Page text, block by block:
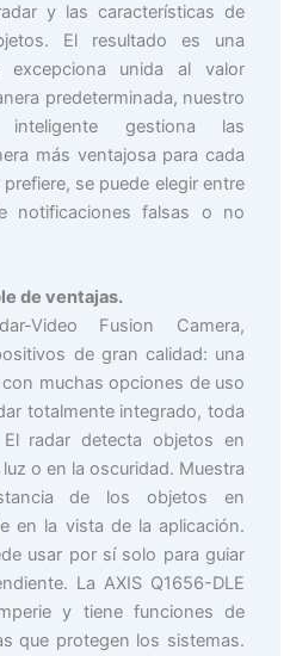
y las características de
El resultado es una
excepciona unida al valor
predeterminada, nuestro
gestiona las
más ventajosa para cada
se puede elegir entre
notificaciones falsas o no
de ventajas.
Video Fusion Camera,
de gran calidad: una
muchas opciones de uso
totalmente integrado, toda
radar detecta objetos en
o en la oscuridad. Muestra
de los objetos en
en la vista de la aplicación.
usar por sí solo para guiar
La AXIS Q1656-DLE
y tiene funciones de
que protegen los sistemas.